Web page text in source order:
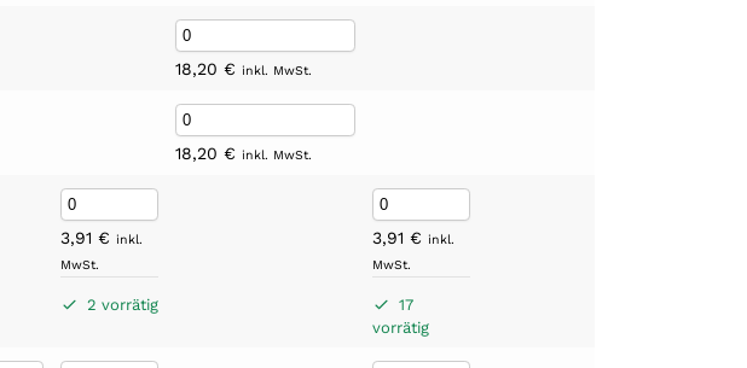
18,20€ inkl. MwSt.
18,20€ inkl. MwSt.
3,91€ inkl.
MwSt.
2 vorrätig
3,91€ inkl.
MwSt.
17
vorrätig